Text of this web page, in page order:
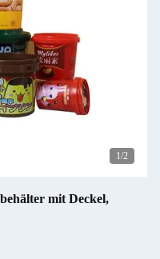
1/2
mit Deckel,